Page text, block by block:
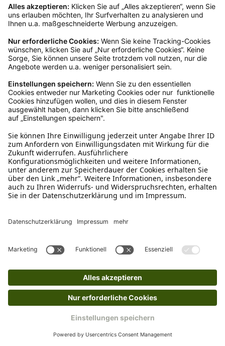
Ab€ 3,99*
Ins Körbchen
Ben geflochtener Ring
Sofort verfügbar, Lieferzeit: 1-3 Tage
Ins Körbchen